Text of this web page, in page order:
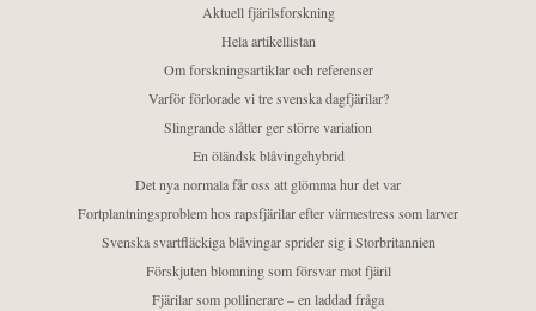
Aktuell fjärilsforskning
Hela artikellistan
Om forskningsartiklar och referenser
Varför förlorade vi tre svenska dagfjärilar?
Slingrande slåtter ger större variation
En öländsk blåvingehybrid
Det nya normala får oss att glömma hur det var
Fortplantningsproblem hos rapsfjärilar efter värmestress som larver
Svenska svartfläckiga blåvingar sprider sig i Storbritannien
Förskjuten blomning som försvar mot fjäril
Fjärilar som pollinerare – en laddad fråga